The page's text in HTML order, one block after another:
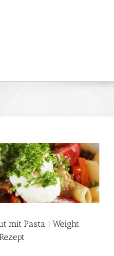
mit Pasta | Weight